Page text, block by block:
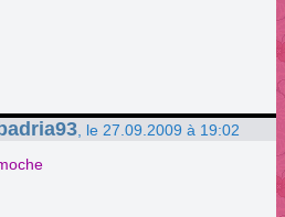
badria93 , le 27.09.2009 à 19:02